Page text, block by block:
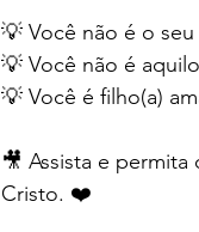
💡 Você não é o seu
💡 Você não é
💡 Você é filho(a)
🎥 Assista e
Cristo. ❤️